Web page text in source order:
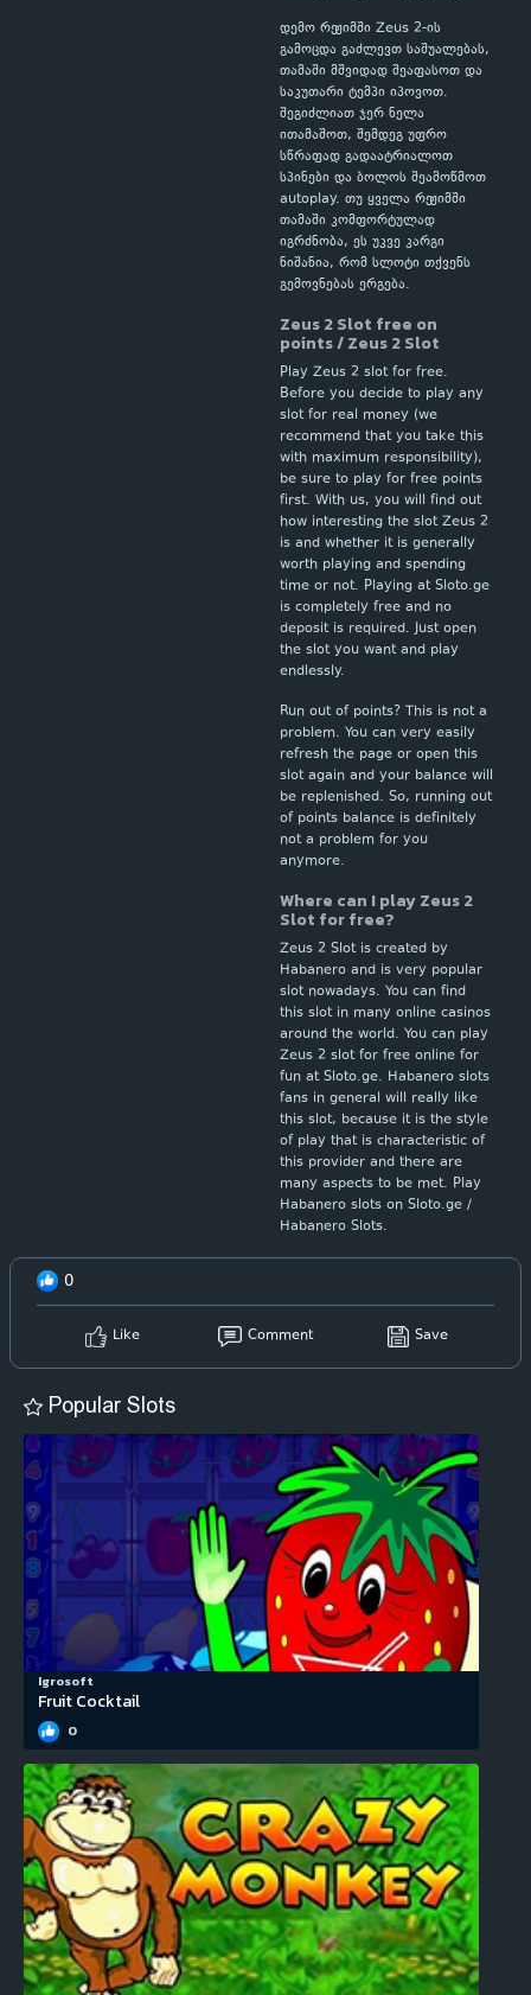
დემო რეჟიმში Zeus 2-ის
გამოცდა გაძლევთ საშუალებას,
თამაში მშვიდად შეაფასოთ და
საკუთარი ტემპი იპოვოთ.
შეგიძლიათ ჯერ ნელა
ითამაშოთ, შემდეგ უფრო
სწრაფად გადაატრიალოთ
სპინები და ბოლოს შეამოწმოთ
autoplay. თუ ყველა რეჟიმში
თამაში კომფორტულად
იგრძნობა, ეს უკვე კარგი
ნიშანია, რომ სლოტი თქვენს
გემოვნებას ერგება.
Zeus 2 Slot free on
points / Zeus 2 Slot
Play Zeus 2 slot for free.
Before you decide to play any
slot for real money (we
recommend that you take this
with maximum responsibility),
be sure to play for free points
first. With us, you will find out
how interesting the slot Zeus 2
is and whether it is generally
worth playing and spending
time or not. Playing at Sloto.ge
is completely free and no
deposit is required. Just open
the slot you want and play
endlessly.
Run out of points? This is not a
problem. You can very easily
refresh the page or open this
slot again and your balance will
be replenished. So, running out
of points balance is definitely
not a problem for you
anymore.
Where can I play Zeus 2
Slot for free?
Zeus 2 Slot is created by
Habanero and is very popular
slot nowadays. You can find
this slot in many online casinos
around the world. You can play
Zeus 2 slot for free online for
fun at Sloto.ge. Habanero slots
fans in general will really like
this slot, because it is the style
of play that is characteristic of
this provider and there are
many aspects to be met. Play
Habanero slots on Sloto.ge /
Habanero Slots.
0
Like Comment Save
Popular Slots
Igrosoft
Fruit Cocktail
0